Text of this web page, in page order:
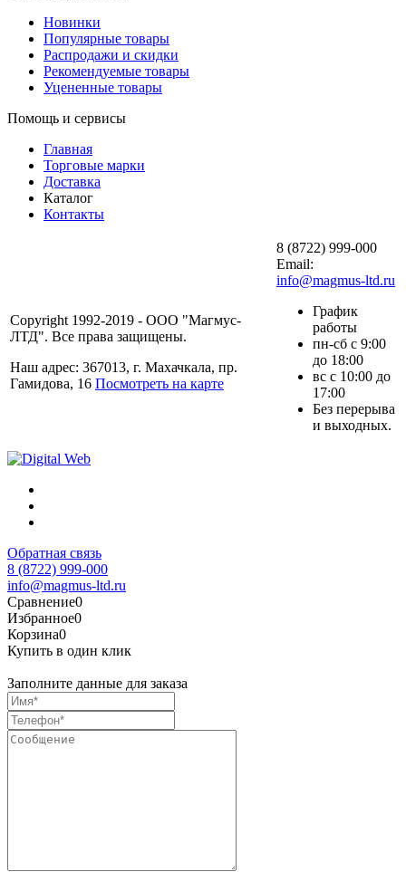
Новинки
Популярные товары
Распродажи и скидки
Рекомендуемые товары
Уцененные товары
Помощь и сервисы
Главная
Торговые марки
Доставка
Каталог
Контакты
Copyright 1992-2019 - ООО "Магмус-
ЛТД". Все права защищены.
Наш адрес: 367013, г. Махачкала, пр.
Гамидова, 16 Посмотреть на карте
8 (8722) 999-000
Email:
info@magmus-ltd.ru
График
работы
пн-сб с 9:00
до 18:00
вс с 10:00 до
17:00
Без перерыва
и выходных.
Обратная связь
8 (8722) 999-000
info@magmus-ltd.ru
Сравнение0
Избранное0
Корзина0
Купить в один клик
Заполните данные для заказа